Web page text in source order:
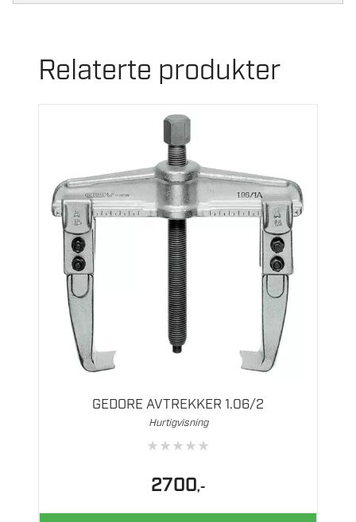
Relaterte produkter
GEDORE AVTREKKER 1.06/2
Hurtigvisning
★★★★★
2700,-